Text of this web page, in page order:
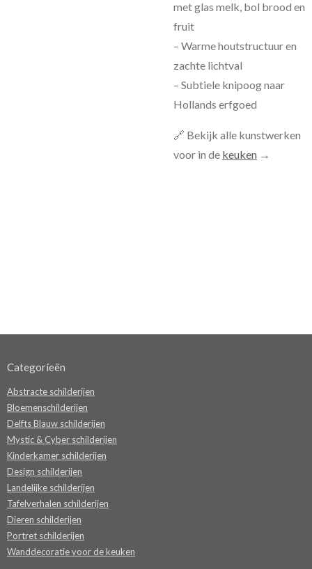
met glas melk, bol brood en
fruit
– Warme houtstructuur en
zachte lichtval
– Subtiele knipoog naar
Hollands erfgoed
🔗 Bekijk alle kunstwerken
voor in de keuken →
Categorieën
Abstracte schilderijen
Bloemenschilderijen
Delfts Blauw schilderijen
Mystic & Cyber schilderijen
Kinderkamer schilderijen
Design schilderijen
Landelijke schilderijen
Tafelverhalen schilderijen
Dieren schilderijen
Portret schilderijen
Wanddecoratie voor de keuken